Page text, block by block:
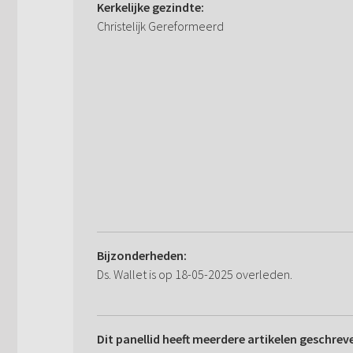
Kerkelijke gezindte:
Christelijk Gereformeerd
Bijzonderheden:
Ds. Wallet is op 18-05-2025 overleden.
Dit panellid heeft meerdere artikelen